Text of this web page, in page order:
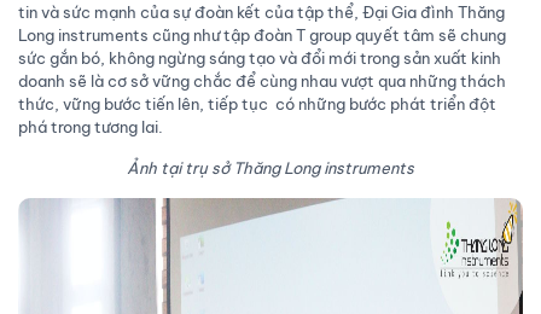
tin và sức mạnh của sự đoàn kết của tập thể, Đại Gia đình Thăng
Long instruments cũng như tập đoàn T group quyết tâm sẽ chung
sức gắn bó, không ngừng sáng tạo và đổi mới trong sản xuất kinh
doanh sẽ là cơ sở vững chắc để cùng nhau vượt qua những thách
thức, vững bước tiến lên, tiếp tục có những bước phát triển đột
phá trong tương lai.
Ảnh tại trụ sở Thăng Long instruments